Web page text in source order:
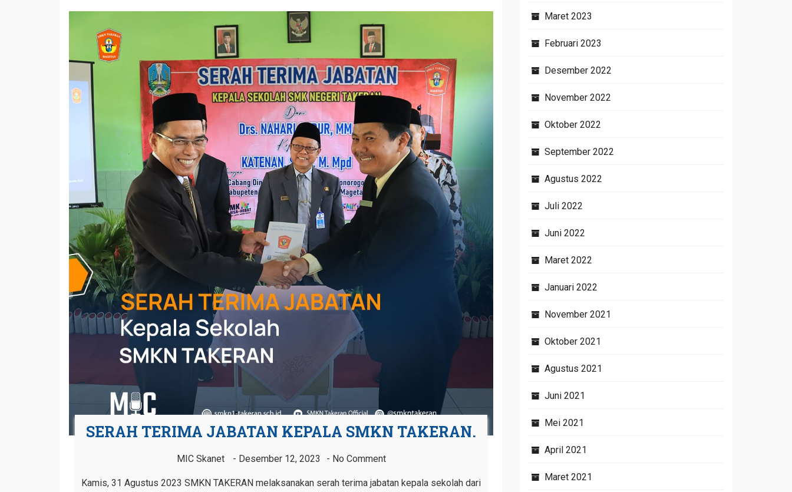
SERAH TERIMA JABATAN KEPALA SMKN TAKERAN.
MIC Skanet Desember 12, 2023 No Comment
Kamis, 31 Agustus 2023 SMKN TAKERAN melaksanakan serah terima jabatan kepala sekolah dari
Maret 2023
Februari 2023
Desember 2022
November 2022
Oktober 2022
September 2022
Agustus 2022
Juli 2022
Juni 2022
Maret 2022
Januari 2022
November 2021
Oktober 2021
Agustus 2021
Juni 2021
Mei 2021
April 2021
Maret 2021